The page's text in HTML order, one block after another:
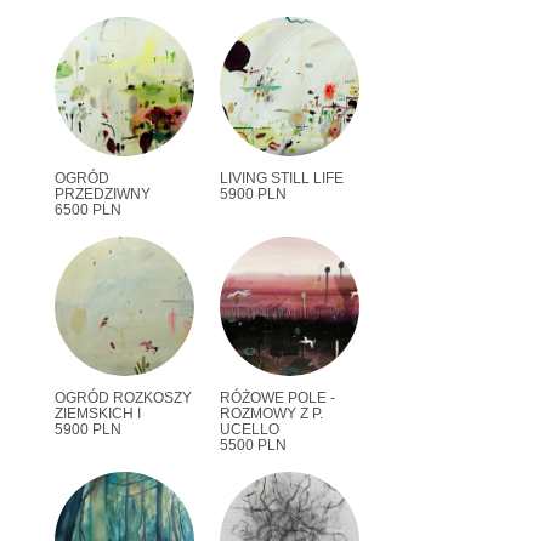
OGRÓD
PRZEDZIWNY
6500 PLN
LIVING STILL LIFE
5900 PLN
OGRÓD ROZKOSZY
ZIEMSKICH I
5900 PLN
RÓŻOWE POLE -
ROZMOWY Z P.
UCELLO
5500 PLN